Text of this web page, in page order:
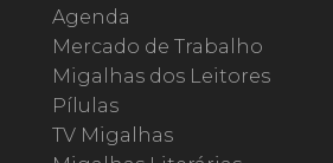
Agenda
Mercado de Trabalho
Migalhas dos Leitores
Pílulas
TV Migalhas